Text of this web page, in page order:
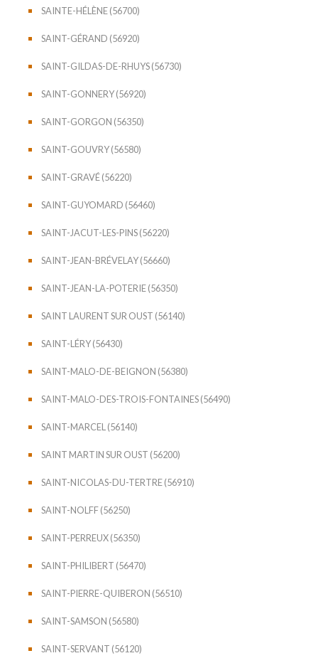
SAINTE-HÉLÈNE (56700)
SAINT-GÉRAND (56920)
SAINT-GILDAS-DE-RHUYS (56730)
SAINT-GONNERY (56920)
SAINT-GORGON (56350)
SAINT-GOUVRY (56580)
SAINT-GRAVÉ (56220)
SAINT-GUYOMARD (56460)
SAINT-JACUT-LES-PINS (56220)
SAINT-JEAN-BRÉVELAY (56660)
SAINT-JEAN-LA-POTERIE (56350)
SAINT LAURENT SUR OUST (56140)
SAINT-LÉRY (56430)
SAINT-MALO-DE-BEIGNON (56380)
SAINT-MALO-DES-TROIS-FONTAINES (56490)
SAINT-MARCEL (56140)
SAINT MARTIN SUR OUST (56200)
SAINT-NICOLAS-DU-TERTRE (56910)
SAINT-NOLFF (56250)
SAINT-PERREUX (56350)
SAINT-PHILIBERT (56470)
SAINT-PIERRE-QUIBERON (56510)
SAINT-SAMSON (56580)
SAINT-SERVANT (56120)